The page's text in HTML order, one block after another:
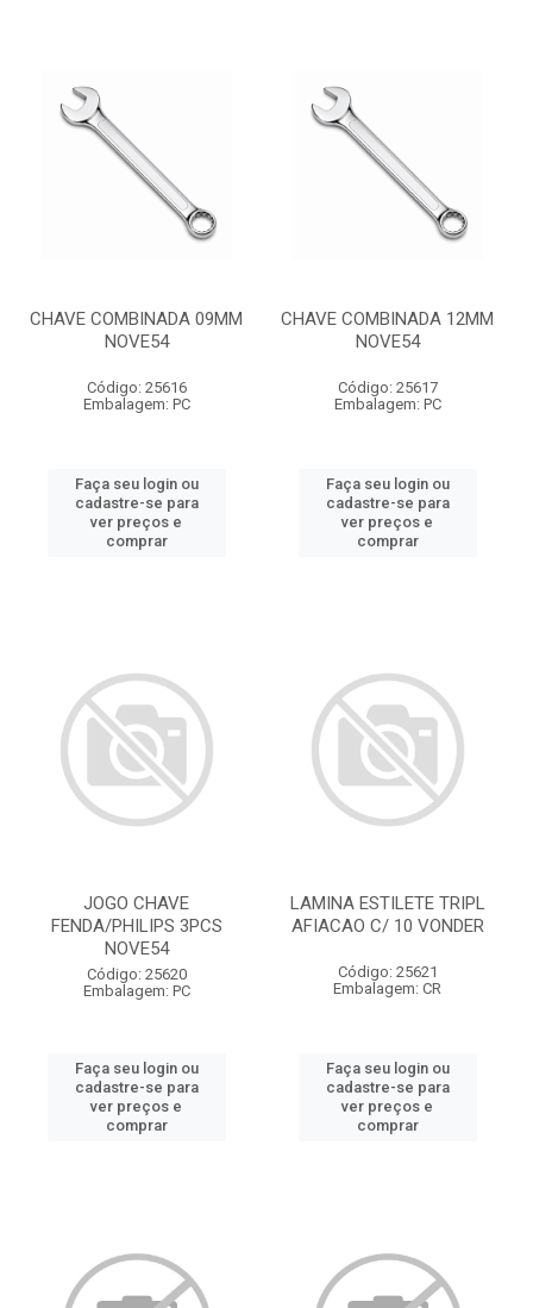
CHAVE COMBINADA 09MM
NOVE54
Código: 25616
Embalagem: PC
Faça seu login ou
cadastre-se para
ver preços e
comprar
CHAVE COMBINADA 12MM
NOVE54
Código: 25617
Embalagem: PC
Faça seu login ou
cadastre-se para
ver preços e
comprar
JOGO CHAVE
FENDA/PHILIPS 3PCS
NOVE54
Código: 25620
Embalagem: PC
Faça seu login ou
cadastre-se para
ver preços e
comprar
LAMINA ESTILETE TRIPL
AFIACAO C/ 10 VONDER
Código: 25621
Embalagem: CR
Faça seu login ou
cadastre-se para
ver preços e
comprar